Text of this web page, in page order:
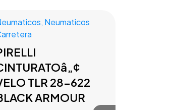
, Neumaticos
TLR 28-622
ARMOUR